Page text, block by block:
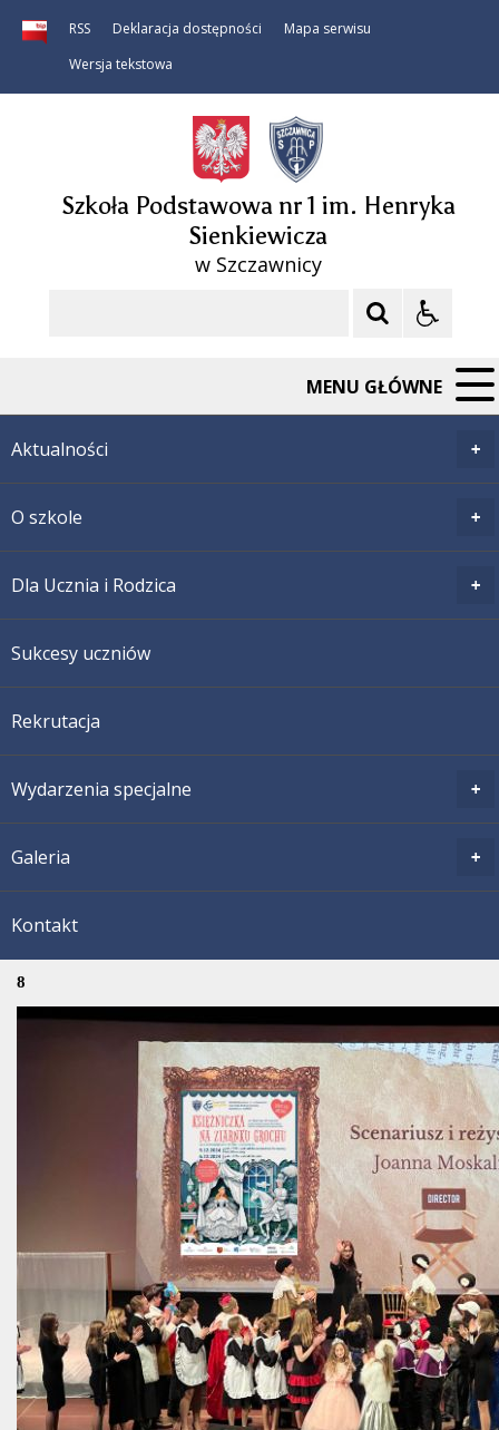
RSS Deklaracja dostępności
Mapa serwisu
Wersja tekstowa
Szkoła Podstawowa nr 1 im. Henryka
Sienkiewicza
w Szczawnicy
MENU GŁÓWNE
Aktualności
O szkole
Dla Ucznia i Rodzica
Sukcesy uczniów
Rekrutacja
Wydarzenia specjalne
Galeria
Kontakt
8